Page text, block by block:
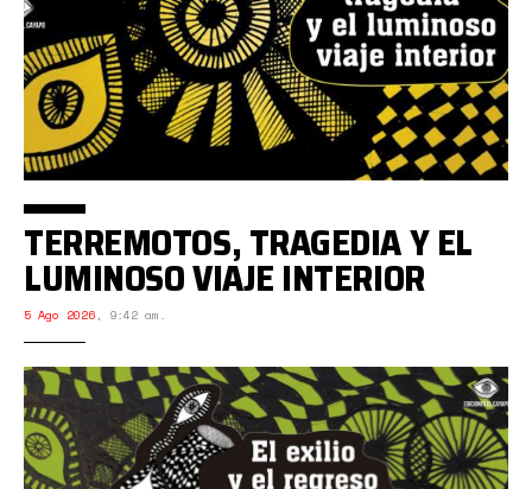
TERREMOTOS, TRAGEDIA Y EL
LUMINOSO VIAJE INTERIOR
5 Ago 2026, 9:42 am.